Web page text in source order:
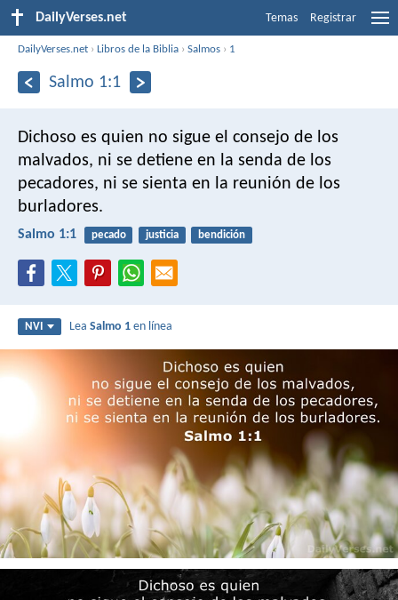
DailyVerses.net Temas Registrar
DailyVerses.net ›Libros de la Biblia ›Salmos › 1
Salmo 1:1
Dichoso es quien no sigue el consejo de los
malvados, ni se detiene en la senda de los
pecadores, ni se sienta en la reunión de los
burladores.
Salmo 1:1 pecado justicia bendición
NVI LeaSalmo 1 en línea